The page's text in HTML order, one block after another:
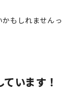
もしれませんっ
います！